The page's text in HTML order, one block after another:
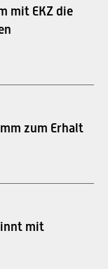
mit EKZ die
zum Erhalt
mit